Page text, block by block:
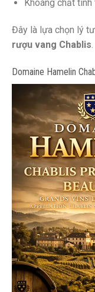
Khoáng chất tinh
Đây là lựa chọn lý
rượu vang Chablis.
Domaine Hamelin